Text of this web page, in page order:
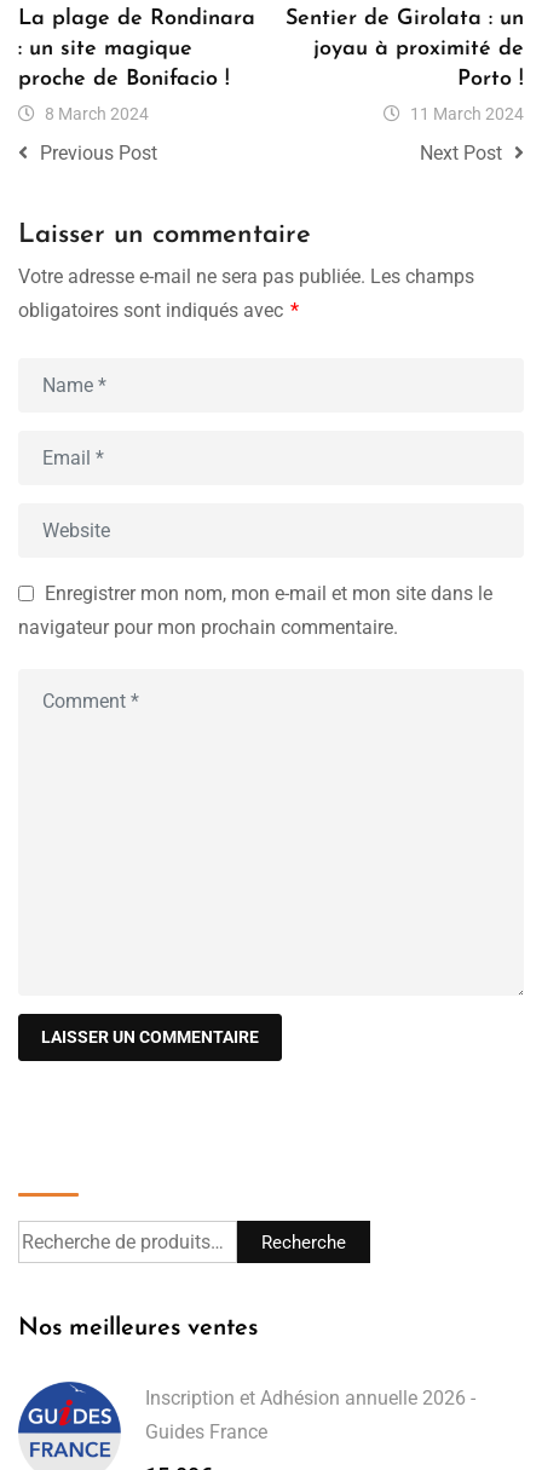
La plage de Rondinara
: un site magique
proche de Bonifacio !
8 March 2024
Previous Post
Sentier de Girolata : un
joyau à proximité de
Porto !
11 March 2024
Next Post
Laisser un commentaire
Votre adresse e-mail ne sera pas publiée. Les champs
obligatoires sont indiqués avec *
Enregistrer mon nom, mon e-mail et mon site dans le
navigateur pour mon prochain commentaire.
Recherche
Nos meilleures ventes
Inscription et Adhésion annuelle 2026 -
Guides France